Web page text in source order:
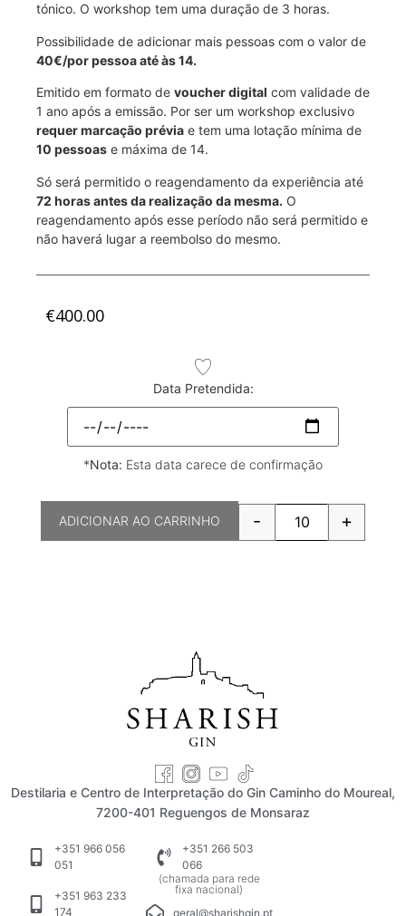
tónico. O workshop tem uma duração de 3 horas.
Possibilidade de adicionar mais pessoas com o valor de
40€/por pessoa até às 14.
Emitido em formato de voucher digital com validade de
1 ano após a emissão. Por ser um workshop exclusivo
requer marcação prévia e tem uma lotação mínima de
10 pessoas e máxima de 14.
Só será permitido o reagendamento da experiência até
72 horas antes da realização da mesma. O
reagendamento após esse período não será permitido e
não haverá lugar a reembolso do mesmo.
€400.00
Data Pretendida:
*Nota: Esta data carece de confirmação
- +
ADICIONAR AO CARRINHO
Destilaria e Centro de Interpretação do Gin Caminho do Moureal,
7200-401 Reguengos de Monsaraz
+351 966 056
051
+351 963 233
174
+351 266 503
066
(chamada para rede
fixa nacional)
geral@sharishgin.pt